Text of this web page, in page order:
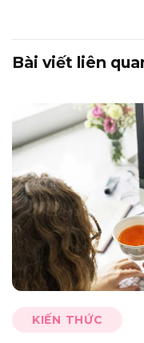
Bài viết liên
KIẾN THỨC